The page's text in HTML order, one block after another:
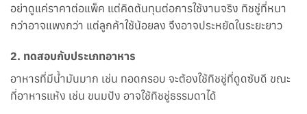
อย่าดูแค่ราคาต่อแพ็ค แต่คิดต้นทุนต่อการใช้งานจริง ทิชชู่ที่หนา
กว่าอาจแพงกว่า แต่ลูกค้าใช้น้อยลง จึงอาจประหยัดในระยะยาว
2. ทดสอบกับประเภทอาหาร
อาหารที่มีน้ำมันมาก เช่น ทอดกรอบ จะต้องใช้ทิชชู่ที่ดูดซับดี ขณะ
ที่อาหารแห้ง เช่น ขนมปัง อาจใช้ทิชชู่ธรรมดาได้